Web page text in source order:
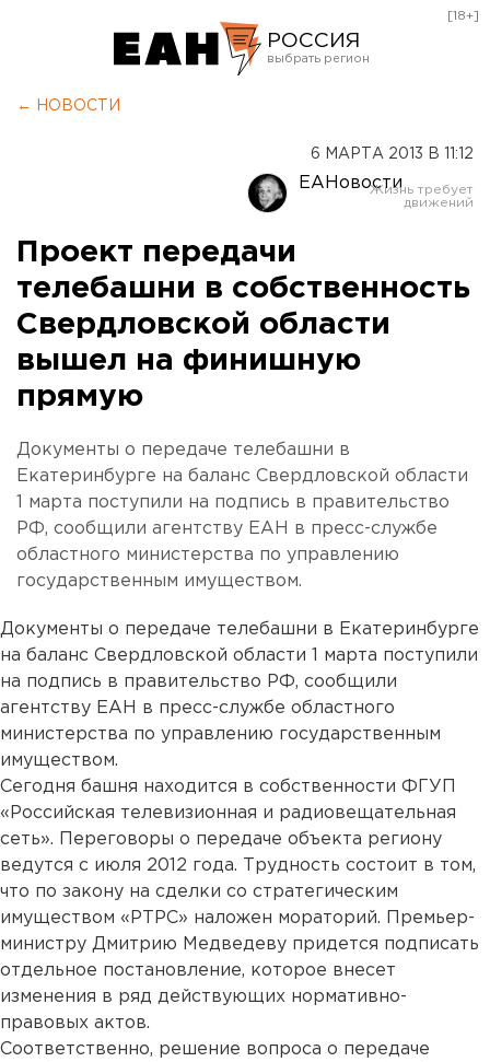
РОССИЯ
Оренбург
[18+]
← НОВОСТИ
6 МАРТА 2013 В 11:12
ЕАНовости
Проект передачи
телебашни в собственность
Свердловской области
вышел на финишную
прямую
Документы о передаче телебашни в
Екатеринбурге на баланс Свердловской области
1 марта поступили на подпись в правительство
РФ, сообщили агентству ЕАН в пресс-службе
областного министерства по управлению
государственным имуществом.
Документы о передаче телебашни в Екатеринбурге
на баланс Свердловской области 1 марта поступили
на подпись в правительство РФ, сообщили
агентству ЕАН в пресс-службе областного
министерства по управлению государственным
имуществом.
Сегодня башня находится в собственности ФГУП
«Российская телевизионная и радиовещательная
сеть». Переговоры о передаче объекта региону
ведутся с июля 2012 года. Трудность состоит в том,
что по закону на сделки со стратегическим
имуществом «РТРС» наложен мораторий. Премьер-
министру Дмитрию Медведеву придется подписать
отдельное постановление, которое внесет
изменения в ряд действующих нормативно-
правовых актов.
Соответственно, решение вопроса о передаче